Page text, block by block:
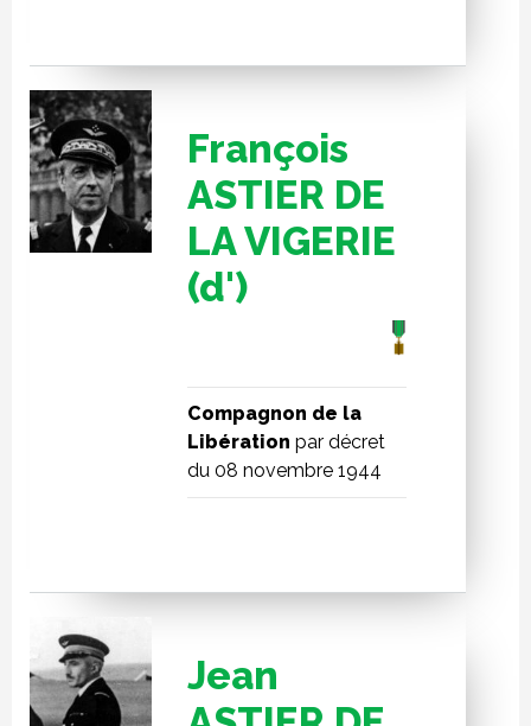
François
ASTIER DE
LA VIGERIE
(d')
Compagnon de la
Libération par décret
du 08 novembre 1944
Jean